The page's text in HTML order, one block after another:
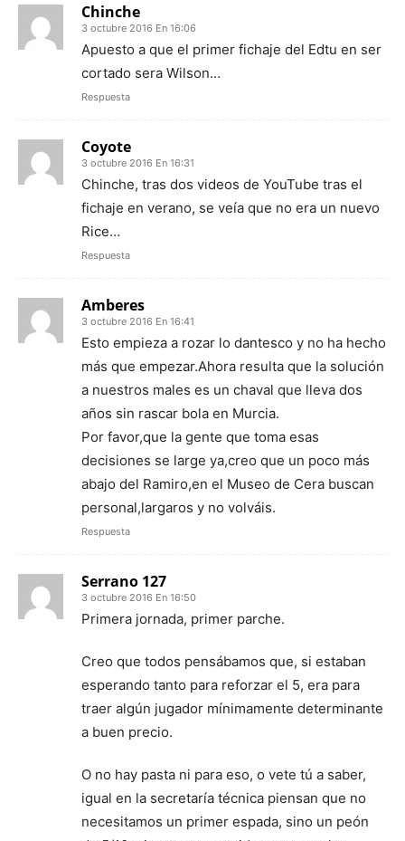
Chinche
3 octubre 2016 En 16:06
Apuesto a que el primer fichaje del Edtu en ser
cortado sera Wilson…
Respuesta
Coyote
3 octubre 2016 En 16:31
Chinche, tras dos videos de YouTube tras el
fichaje en verano, se veía que no era un nuevo
Rice…
Respuesta
Amberes
3 octubre 2016 En 16:41
Esto empieza a rozar lo dantesco y no ha hecho
más que empezar.Ahora resulta que la solución
a nuestros males es un chaval que lleva dos
años sin rascar bola en Murcia.
Por favor,que la gente que toma esas
decisiones se large ya,creo que un poco más
abajo del Ramiro,en el Museo de Cera buscan
personal,largaros y no volváis.
Respuesta
Serrano 127
3 octubre 2016 En 16:50
Primera jornada, primer parche.
Creo que todos pensábamos que, si estaban
esperando tanto para reforzar el 5, era para
traer algún jugador mínimamente determinante
a buen precio.
O no hay pasta ni para eso, o vete tú a saber,
igual en la secretaría técnica piensan que no
necesitamos un primer espada, sino un peón